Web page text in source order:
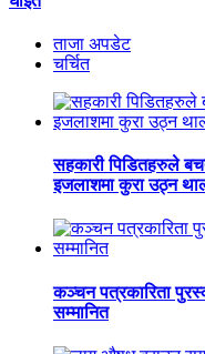
ताजा अपडेट
चर्चित
सहकारी पिडितहरुले
इजलाशमा कुरा उठ्न
कञ्चन पत्रकारिता
सम्मानित